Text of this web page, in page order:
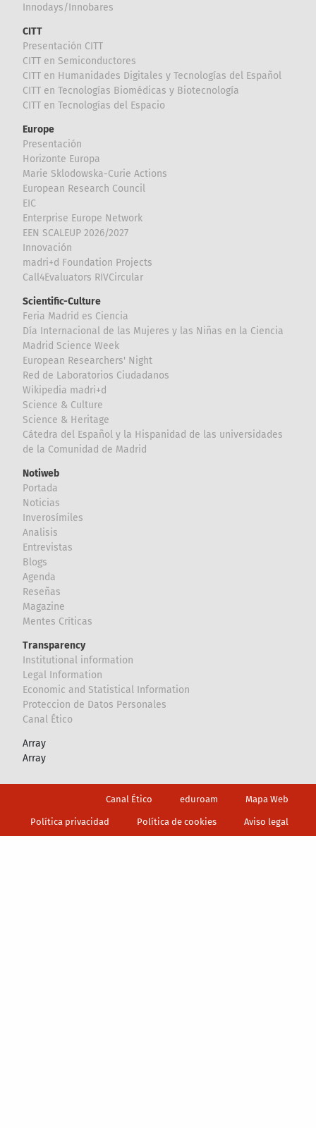
Innodays/Innobares
CITT
Presentación CITT
CITT en Semiconductores
CITT en Humanidades Digitales y Tecnologías del Español
CITT en Tecnologías Biomédicas y Biotecnología
CITT en Tecnologías del Espacio
Europe
Presentación
Horizonte Europa
Marie Sklodowska-Curie Actions
European Research Council
EIC
Enterprise Europe Network
EEN SCALEUP 2026/2027
Innovación
madri+d Foundation Projects
Call4Evaluators RIVCircular
Scientific-Culture
Feria Madrid es Ciencia
Día Internacional de las Mujeres y las Niñas en la Ciencia
Madrid Science Week
European Researchers' Night
Red de Laboratorios Ciudadanos
Wikipedia madri+d
Science & Culture
Science & Heritage
Cátedra del Español y la Hispanidad de las universidades
de la Comunidad de Madrid
Notiweb
Portada
Noticias
Inverosímiles
Analisis
Entrevistas
Blogs
Agenda
Reseñas
Magazine
Mentes Críticas
Transparency
Institutional information
Legal Information
Economic and Statistical Information
Proteccion de Datos Personales
Canal Ético
Array
Array
Canal Ético eduroam Mapa Web
Política privacidad Política de cookies Aviso legal